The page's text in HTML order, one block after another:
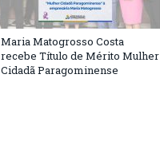
Maria Matogrosso Costa
recebe Título de Mérito Mulher
Cidadã Paragominense